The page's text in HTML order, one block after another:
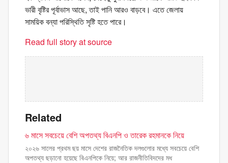
ভারী বৃষ্টির পূর্বাভাস আছে, তাই পানি আরও বাড়বে। এতে জেলায়
সাময়িক বন্যা পরিস্থিতি সৃষ্টি হতে পারে।
Read full story at source
Related
৬ মাসে সবচেয়ে বেশি অপতথ্য বিএনপি ও তারেক রহমানকে নিয়ে
২০২৬ সালের প্রথম ছয় মাসে দেশের রাজনৈতিক দলগুলোর মধ্যে সবচেয়ে বেশি
অপতথ্য ছড়ানো হয়েছে বিএনপিকে নিয়ে; আর রাজনীতিবিদদের মধ